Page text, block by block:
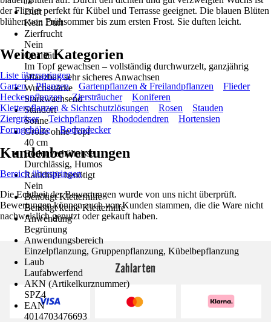
Duft
Kein Duft
Zierfrucht
Nein
Qualität
Im Topf gewachsen – vollständig durchwurzelt, ganzjährig
pflanzbar, sehr sicheres Anwachsen
Wuchsstärke
Starkwachsend
Standort
Sonne
Größe ohne Topf
40 cm
Bodenverhältnisse
Durchlässig, Humos
Rankhilfe benötigt
Nein
Benötigt Kletterhilfe
Benötigt keine Kletterhilfe
Anwendung
Begrünung
Anwendungsbereich
Einzelpflanzung, Gruppenpflanzung, Kübelbepflanzung
Laub
Laufabwerfend
AKN (Artikelkurznummer)
SPZ4
EAN
4014703476693
der Flieder perfekt für Kübel und Terrasse geeignet. Die blauen Blüten
blühen von Frühsommer bis zum ersten Frost. Sie duften leicht.
Weitere Kategorien
Liste überspringen
Garten
Pflanzen Gartenpflanzen & Freilandpflanzen
Flieder
Heckenpflanzen
Ziersträucher
Koniferen
Kletterpflanzen & Sichtschutzlösungen
Rosen
Stauden
Ziergräser
Teichpflanzen Rhododendren
Hortensien
Formgehölze
Bodendecker
Kundenbewertungen
Bereich überspringen
Die Echtheit der Bewertungen wurde von uns nicht überprüft.
Bewertungen können auch von Kunden stammen, die die Ware nicht
nachweislich genutzt oder gekauft haben.
Zahlarten